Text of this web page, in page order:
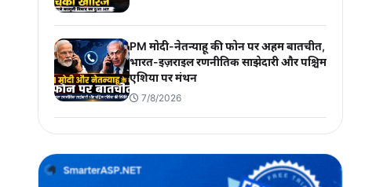
PM मोदी-नेतन्याहू की फोन पर अहम बातचीत,
भारत-इज़राइल रणनीतिक साझेदारी और पश्चिम
एशिया पर मंथन
7/8/2026